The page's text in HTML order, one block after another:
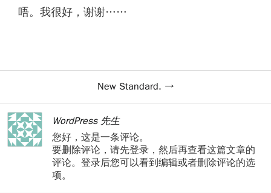
唔。我很好，谢谢……
New Standard.
WordPress 先生
您好，这是一条评论。
要删除评论，请先登录，然后再查看这篇文章的
评论。登录后您可以看到编辑或者删除评论的选
项。